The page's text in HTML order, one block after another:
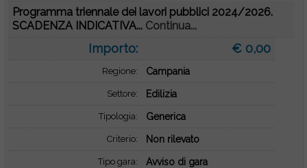
Programma triennale dei lavori pubblici 2024/2026.
SCADENZA INDICATIVA... Continua...
Importo: € 0,00
Regione: Campania
Settore: Edilizia
Tipologia: Generica
Criterio: Non rilevato
Tipo gara: Avviso di gara